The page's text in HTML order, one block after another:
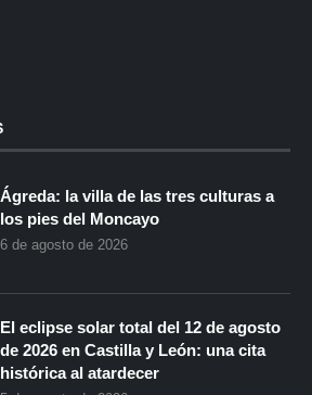
Ágreda: la villa de las tres culturas a
los pies del Moncayo
6 de agosto de 2026
El eclipse solar total del 12 de agosto
de 2026 en Castilla y León: una cita
histórica al atardecer